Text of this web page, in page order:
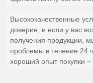
Высококачественные
доверие, и если у вас
получения продукции,
проблемы в течение 24
хороший опыт покупки ~